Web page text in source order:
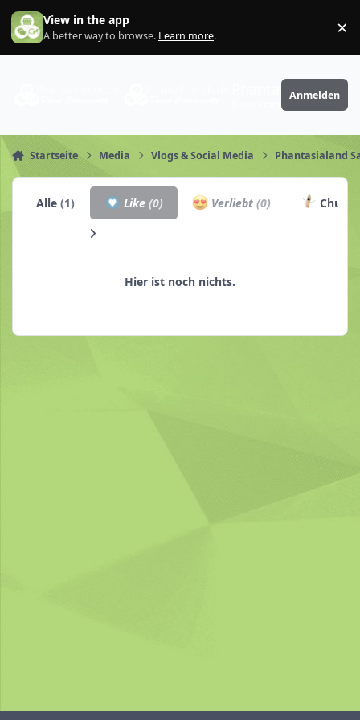
Zum Inhalt springen
View in the app
A better way to browse. Learn more. ×
PhantaFriends.de
Anmelden
Startseite Media Vlogs & Social Media Phantasialand
Alle(1) Like (0) Verliebt(0)
Hier ist noch nichts.